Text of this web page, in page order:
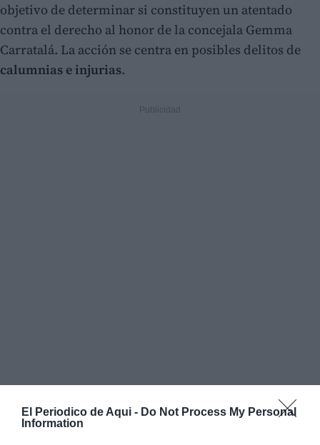
El Periodico de Aqui - Do Not Process My Personal
Information
objetivo de determinar si constituyen un atentado
contra el derecho al honor de la concejala Gemma
Carratalá. La acción se centra en posibles delitos de
calumnias e injurias.